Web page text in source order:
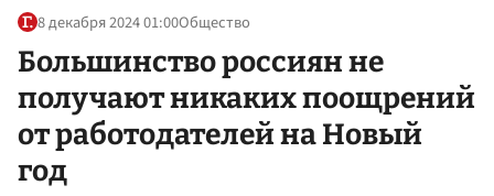
8 декабря 2024 01:00Общество
Большинство россиян не
получают никаких поощрений
от работодателей на Новый
год